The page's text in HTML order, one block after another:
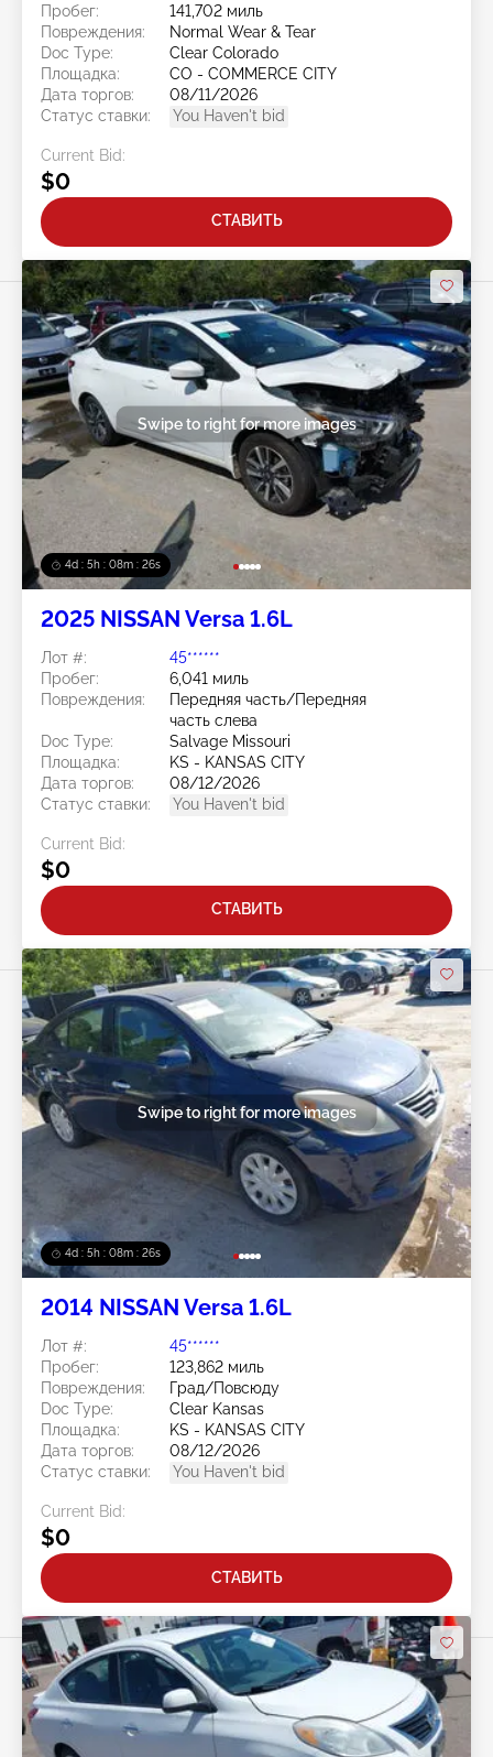
Пробег:
141,702 миль
Повреждения:
Normal Wear & Tear
Doc Type:
Clear Colorado
Площадка:
CO - COMMERCE CITY
Дата торгов:
08/11/2026
Статус ставки:
You Haven't bid
Current Bid:
$0
СТАВИТЬ
4d : 5h : 08m : 24s
Swipe to right for more images
2025 NISSAN Versa 1.6L
Лот #:
45******
Пробег:
6,041 миль
Повреждения:
Передняя часть/Передняя
часть слева
Doc Type:
Salvage Missouri
Площадка:
KS - KANSAS CITY
Дата торгов:
08/12/2026
Статус ставки:
You Haven't bid
Current Bid:
$0
СТАВИТЬ
4d : 5h : 08m : 24s
Swipe to right for more images
2014 NISSAN Versa 1.6L
Лот #:
45******
Пробег:
123,862 миль
Повреждения:
Град/Повсюду
Doc Type:
Clear Kansas
Площадка:
KS - KANSAS CITY
Дата торгов:
08/12/2026
Статус ставки:
You Haven't bid
Current Bid:
$0
СТАВИТЬ